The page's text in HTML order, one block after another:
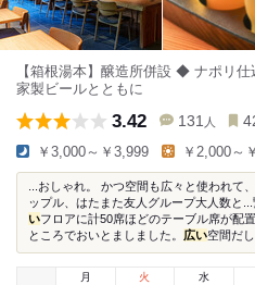
【箱根湯本】醸造所併設 ◆ ナポリ
家製ビールとともに
3.42 131 人
￥3,000～￥3,999 ￥2,000～
...おしゃれ。 かつ空間も広々と使われて
ップル、はたまた友人グループ大人数と
いフロアに計50席ほどのテーブル席が配
ところでおいとましました。 広い空間だ
月
火 水